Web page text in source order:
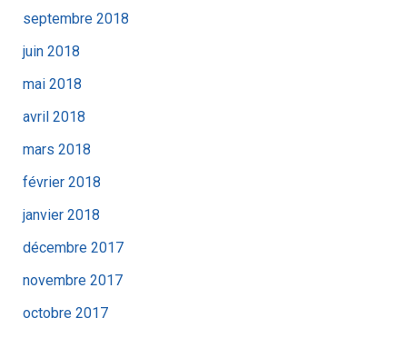
septembre 2018
juin 2018
mai 2018
avril 2018
mars 2018
février 2018
janvier 2018
décembre 2017
novembre 2017
octobre 2017